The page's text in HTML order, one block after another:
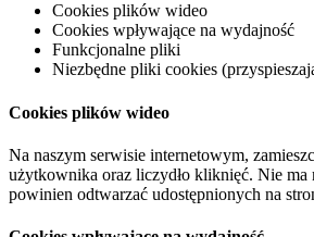
Cookies plików wideo
Cookies wpływające na wydajność
Funkcjonalne pliki
Niezbędne pliki cookies
Cookies plików wideo
Na naszym serwisie internetowym,
użytkownika oraz liczydło kliknięć. Nie ma
powinien odtwarzać udostępnionych na